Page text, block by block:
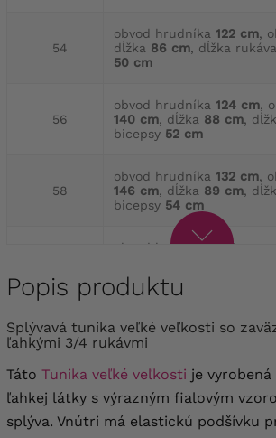
54
obvod hrudníka 122 cm,
dĺžka 86 cm, dĺžka rukáva
50 cm
56
obvod hrudníka 124 cm,
140 cm, dĺžka 88 cm,
bicepsy 52 cm
58
obvod hrudníka 132 cm,
146 cm, dĺžka 89 cm,
bicepsy 54 cm
obvod hrudníka 136 cm ,
56 cm
62
obvod hrudníka
,
156 cm , dĺžka 91 cm ,
bicepsy
64
obvod hrudníka 152 cm ,
dĺžka 91 cm, dĺžka rukáva
60 cm
Popis produktu
Splývavá tunika veľké veľkosti so zaväzovaním vzadu a
ľahkými 3/4 rukávmi
Táto Tunika veľké veľkosti je
ľahkej látky s výrazným fialovým
splýva. Vnútri má elastickú podšívku